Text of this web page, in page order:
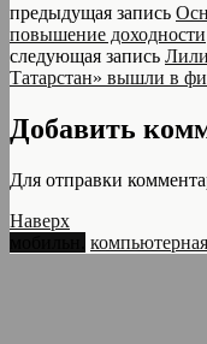
предыдущая запись
повышение доходности
следующая запись
Татарстан» вышли в
Добавить
Для отправки
Наверх
компьютерная